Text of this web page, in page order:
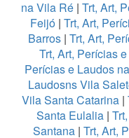
na Vila Ré | Trt, Art,
Feijó | Trt, Art,
Barros | Trt, Art,
Trt, Art, Perícias
Perícias e Laudos
Laudosns Vila
Vila Santa Catarina|
Santa Eulalia |
Santana | Trt, Art,